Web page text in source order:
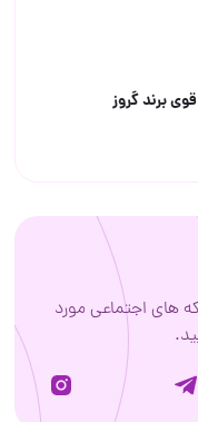
برند گروز
های اجتماعی مورد